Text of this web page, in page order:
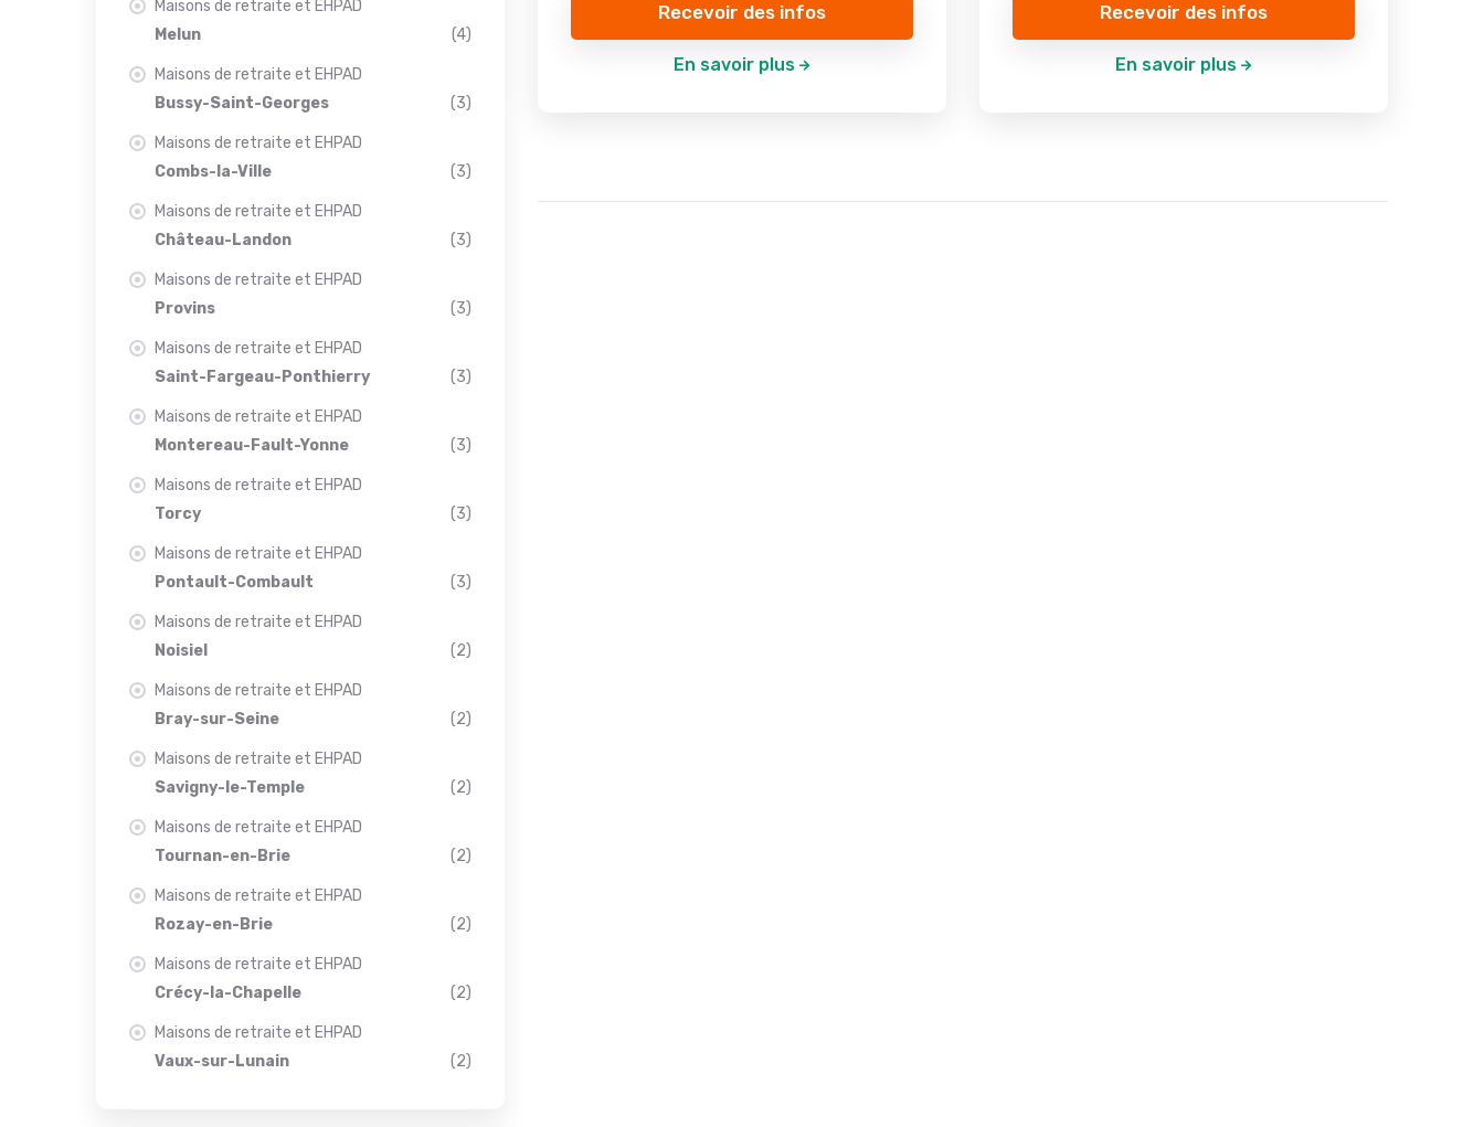
Recevoir des infos
En savoir plus
Recevoir des infos
En savoir plus
Maisons de retraite et EHPAD
Melun
(4)
Maisons de retraite et EHPAD
Bussy-Saint-Georges
(3)
Maisons de retraite et EHPAD
Combs-la-Ville
(3)
Maisons de retraite et EHPAD
Château-Landon
(3)
Maisons de retraite et EHPAD
Provins
(3)
Maisons de retraite et EHPAD
Saint-Fargeau-Ponthierry
(3)
Maisons de retraite et EHPAD
Montereau-Fault-Yonne
(3)
Maisons de retraite et EHPAD
Torcy
(3)
Maisons de retraite et EHPAD
Pontault-Combault
(3)
Maisons de retraite et EHPAD
Noisiel
(2)
Maisons de retraite et EHPAD
Bray-sur-Seine
(2)
Maisons de retraite et EHPAD
Savigny-le-Temple
(2)
Maisons de retraite et EHPAD
Tournan-en-Brie
(2)
Maisons de retraite et EHPAD
Rozay-en-Brie
(2)
Maisons de retraite et EHPAD
Crécy-la-Chapelle
(2)
Maisons de retraite et EHPAD
Vaux-sur-Lunain
(2)